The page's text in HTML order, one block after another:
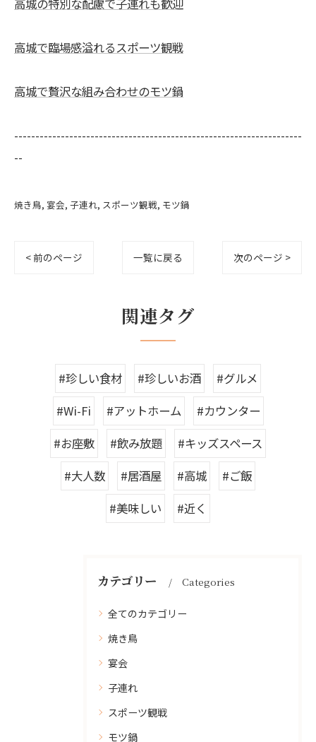
高城の特別な配慮で子連れも歓迎
高城で臨場感溢れるスポーツ観戦
高城で贅沢な組み合わせのモツ鍋
--------------------------------------------------------------------
--
焼き鳥 宴会 子連れ スポーツ観戦 モツ鍋
< 前のページ 一覧に戻る 次のページ >
関連タグ
#珍しい食材 #珍しいお酒
#グルメ
#Wi-Fi
#アットホーム
#カウンター
#お座敷
#飲み放題
#キッズスペース
#大人数
#居酒屋 #高城
#ご飯
#美味しい
#近く
カテゴリー Categories
全てのカテゴリー
焼き鳥
宴会
子連れ
スポーツ観戦
モツ鍋